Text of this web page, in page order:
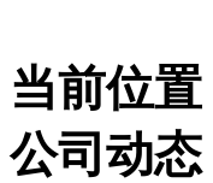
当前位置
公司动态